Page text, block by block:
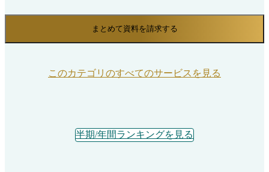
まとめて資料を請求する
このカテゴリのすべてのサービスを見る
半期/年間ランキングを見る